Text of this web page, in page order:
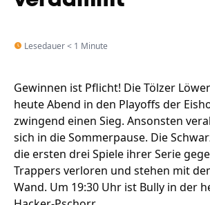
Lesedauer < 1 Minute
Gewinnen ist Pflicht! Die Tölzer
heute Abend in den Playoffs der
zwingend einen Sieg. Ansonsten
sich in die Sommerpause. Die
die ersten drei Spiele ihrer Serie
Trappers verloren und stehen mit
Wand. Um 19:30 Uhr ist Bully in der